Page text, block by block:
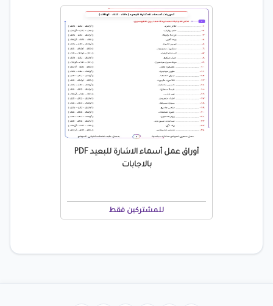
أوراق عمل أسماء الاشارة للبعيد PDF
بالاجابات
للمشتركين فقط